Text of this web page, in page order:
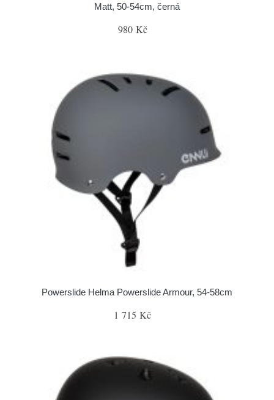
Matt, 50-54cm, černá
980 Kč
Powerslide Helma Powerslide Armour, 54-58cm
1 715 Kč